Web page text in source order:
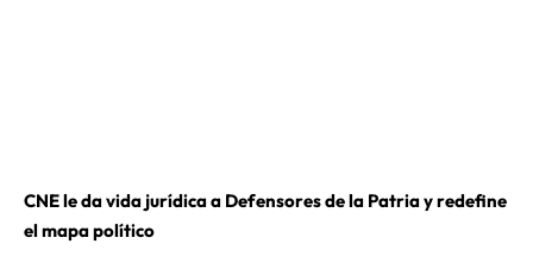
CNE le da vida jurídica a Defensores de la Patria y redefine
el mapa político